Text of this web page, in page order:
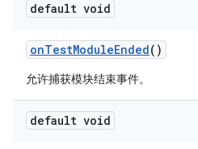
default void
onTestModuleEnded()
允许捕获模块结束事件。
default void